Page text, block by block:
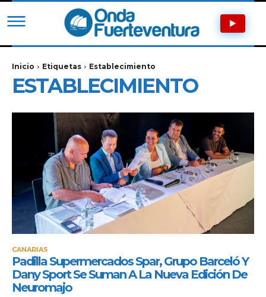
Inicio Etiquetas Establecimiento
ESTABLECIMIENTO
CANARIAS
Padilla Supermercados Spar, Grupo Barceló Y
Dany Sport Se Suman A La Nueva Edición De
Neuromajo